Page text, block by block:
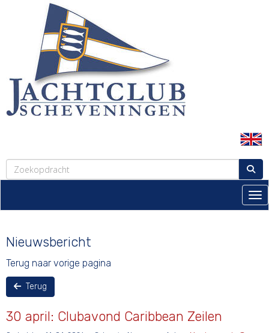
Nieuwsbericht
Terug naar vorige pagina
Terug
30 april: Clubavond Caribbean Zeilen